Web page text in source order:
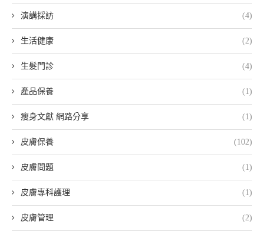
演講採訪 (4)
生活健康 (2)
生髮門診 (4)
產品保養 (1)
瘦身文獻 網路分享 (1)
皮膚保養 (102)
皮膚問題 (1)
皮膚專科護理 (1)
皮膚管理 (2)